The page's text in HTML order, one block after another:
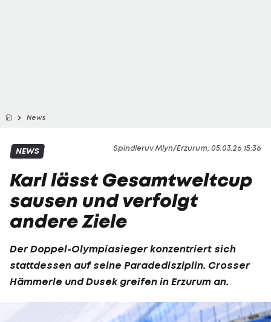
News
Spindleruv Mlyn/Erzurum, 05.03.26 15:36
NEWS
Karl lässt Gesamtweltcup
sausen und verfolgt
andere Ziele
Der Doppel-Olympiasieger konzentriert sich
stattdessen auf seine Paradedisziplin. Crosser
Hämmerle und Dusek greifen in Erzurum an.